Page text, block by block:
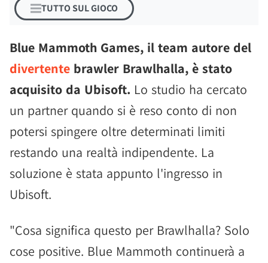
TUTTO SUL GIOCO
Blue Mammoth Games, il team autore del
divertente brawler Brawlhalla, è stato
acquisito da Ubisoft. Lo studio ha cercato
un partner quando si è reso conto di non
potersi spingere oltre determinati limiti
restando una realtà indipendente. La
soluzione è stata appunto l'ingresso in
Ubisoft.
"Cosa significa questo per Brawlhalla? Solo
cose positive. Blue Mammoth continuerà a